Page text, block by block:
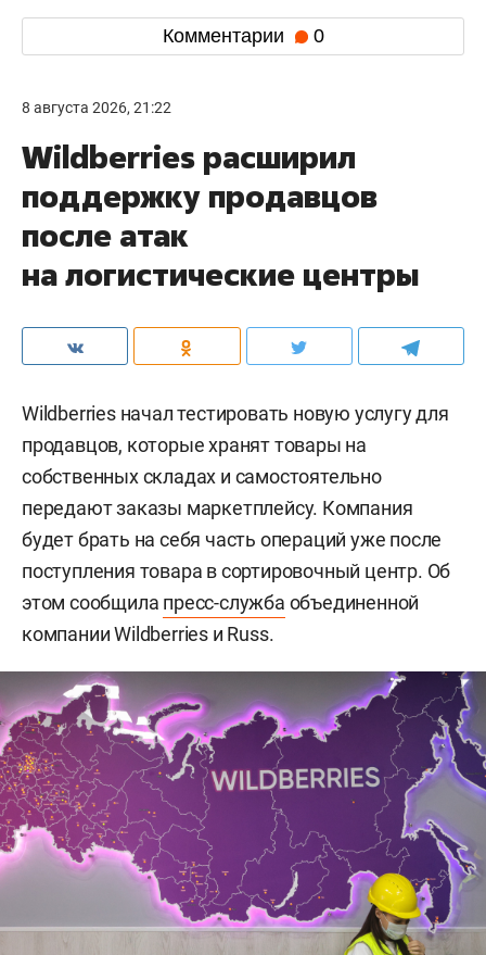
Комментарии 0
8 августа 2026, 21:22
Wildberries расширил
поддержку продавцов
после атак
на логистические центры
Wildberries начал тестировать новую услугу для
продавцов, которые хранят товары на
собственных складах и самостоятельно
передают заказы маркетплейсу. Компания
будет брать на себя часть операций уже после
поступления товара в сортировочный центр. Об
этом сообщила пресс-служба объединенной
компании Wildberries и Russ.